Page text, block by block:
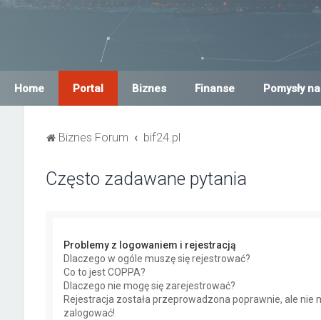
Home Portal Biznes Finanse Pomysły
Biznes Forum bif24.pl
Często zadawane pytania
Problemy z logowaniem i rejestracją
Dlaczego w ogóle muszę się rejestrować?
Co to jest COPPA?
Dlaczego nie mogę się zarejestrować?
Rejestracja została przeprowadzona poprawnie, ale nie
zalogować!